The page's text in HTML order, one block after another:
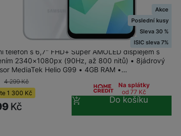
Galaxy A16 LTE 4+128GB Gray
na prodejně na 2 prodejnách
Akce
Poslední kusy
Sleva 30 %
ISIC sleva 7%
telefon s 6,7" FHD+ Super AMOLED displejem s
2340×1080px (90Hz, až 800 nitů) • 8jádrový
MediaTek Helio G99 • 4GB RAM •…
4 299Kč
1 300 Kč
Kč
Na splátky
od 77 Kč
Do košíku